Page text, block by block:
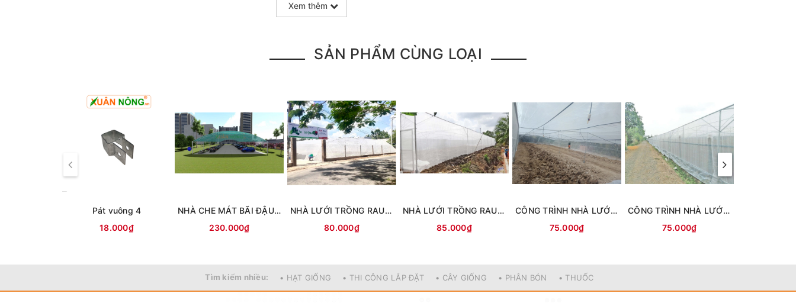
- Đế đổ bê tông cốt thép, cao 1m (âm sâu 0,8m)
Xem thêm
SẢN PHẨM CÙNG LOẠI
Pát vuông 4
18.000₫
NHÀ CHE MÁT BÃI ĐẬU XE MÁI VÒM
230.000₫
NHÀ LƯỚI TRỒNG RAU SẠCH GÒ QUAO - KIÊN GIANG
80.000₫
NHÀ LƯỚI TRỒNG RAU SẠCH HỮU CƠ TẠI NHÀ THỜ BÌNH THỦY, CẦN THƠ
85.000₫
CÔNG TRÌNH NHÀ LƯỚI + HỆ THỐNG TƯỚI TRÀ VINH
75.000₫
CÔNG TRÌNH NHÀ LƯỚI TRỒNG RAU SẠCH LONG KHÁNH, ĐỒNG NAI
75.000₫
Tìm kiếm nhiều: • HẠT GIỐNG • THI CÔNG LẮP ĐẶT • CÂY GIỐNG • PHÂN BÓN • THUỐC